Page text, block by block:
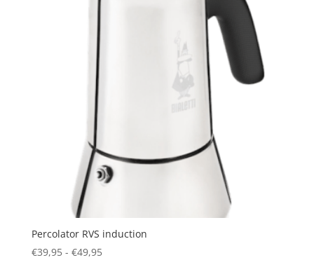
Percolator RVS induction
€39,95 - €49,95Prijsklasse: